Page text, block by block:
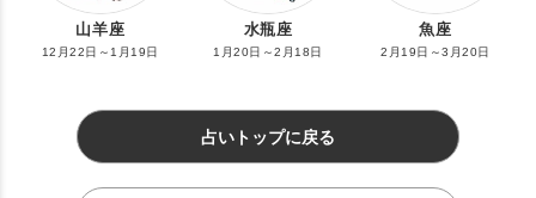
山羊座
12月22日～1月19日
水瓶座
1月20日～2月18日
魚座
2月19日～3月20日
占いトップに戻る